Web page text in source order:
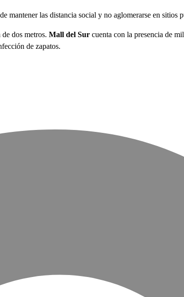
mantener las distancia social y no aglomerarse en sitios
dos metros. Mall del Sur cuenta con la presencia de
de zapatos.